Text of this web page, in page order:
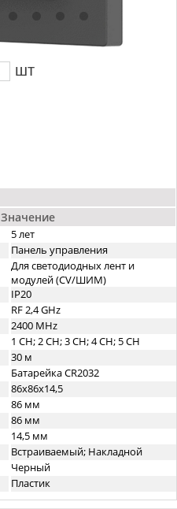
Значение
5 лет
Панель управления
Для светодиодных лент и
модулей (CV/ШИМ)
IP20
RF 2,4 GHz
2400 MHz
1 CH; 2 CH; 3 CH; 4 CH; 5 CH
30 м
Батарейка CR2032
86х86x14,5
86 мм
86 мм
14,5 мм
Встраиваемый; Накладной
Черный
Пластик
шт